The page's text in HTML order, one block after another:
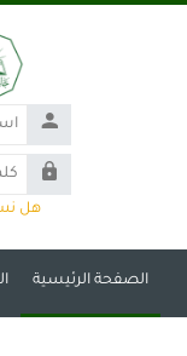
اسم
المستخدم
كلمة
المرور
هل
الصفحة الرئيسية